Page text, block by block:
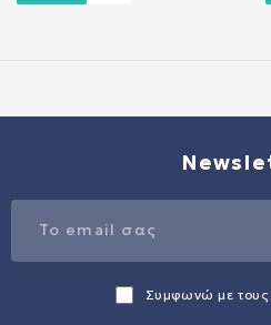
Συμφωνώ με τους